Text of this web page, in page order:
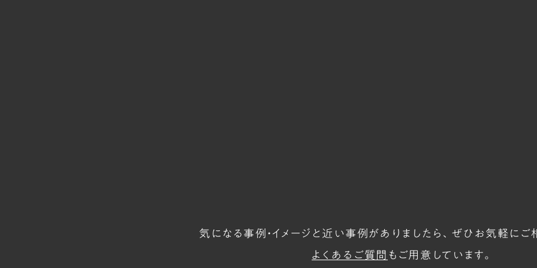
気になる事例・イメージと 近い事例がありましたら、ぜひお気軽にご
よくあるご質問 もご用意しています。